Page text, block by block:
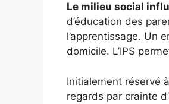
Le milieu social
d’éducation des
l’apprentissage. Un
domicile. L’IPS
Initialement réservé
regards par crainte